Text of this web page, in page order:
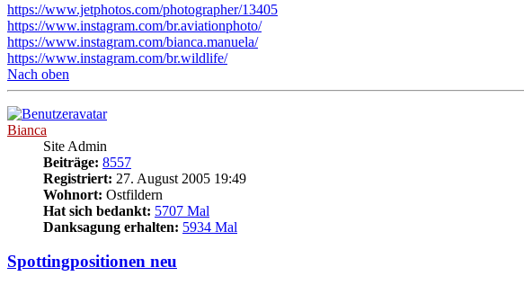
https://www.jetphotos.com/photographer/13405
https://www.instagram.com/br.aviationphoto/
https://www.instagram.com/bianca.manuela/
https://www.instagram.com/br.wildlife/
Nach oben
Bianca
Site Admin
Beiträge: 8557
Registriert: 27. August 2005 19:49
Wohnort: Ostfildern
Hat sich bedankt: 5707 Mal
Danksagung erhalten: 5934 Mal
Spottingpositionen neu